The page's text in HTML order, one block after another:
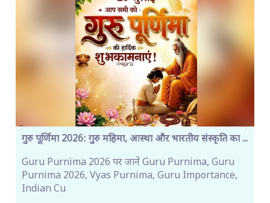
गुरु पूर्णिमा 2026: गुरु महिमा, आस्था और भारतीय संस्कृति का ...
Guru Purnima 2026 पर जानें Guru Purnima, Guru
Purnima 2026, Vyas Purnima, Guru Importance,
Indian Cu